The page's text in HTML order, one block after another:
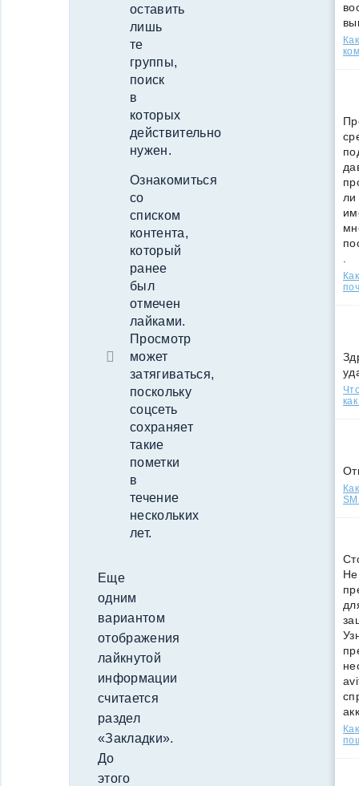
оставить
лишь
те
группы,
поиск
в
которых
действительно
нужен.
Ознакомиться
со
списком
контента,
который
ранее
был
отмечен
лайками.
Просмотр
может
затягиваться,
поскольку
соцсеть
сохраняет
такие
пометки
в
течение
нескольких
лет.
Еще
одним
вариантом
отображения
лайкнутой
информации
считается
раздел
«Закладки».
До
этого
ли
Не